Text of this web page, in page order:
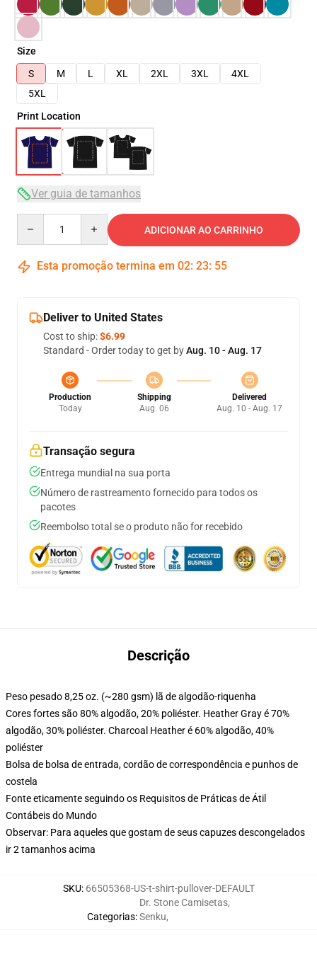
Size
S
M L XL 2XL 3XL
4XL
5XL
Print Location
Ver guia de tamanhos
ADICIONAR AO CARRINHO
Esta promoção termina em 02: 23: 54
Deliver to United States
Cost to ship:$6.99
Standard - Order today to get byAug. 10 - Aug. 17
Production
Today
Shipping
Aug. 06
Delivered
Aug. 10 - Aug. 17
Transação segura
Entrega mundial na sua porta
Número de rastreamento fornecido para todos os
pacotes
Reembolso total se o produto não for recebido
Descrição
Peso pesado 8,25 oz. (~280 gsm) lã de algodão-riquenha
Cores fortes são 80% algodão, 20% poliéster. Heather Gray é 70%
algodão, 30% poliéster. Charcoal Heather é 60% algodão, 40%
poliéster
Bolsa de bolsa de entrada, cordão de correspondência e punhos de
costela
Fonte eticamente seguindo os Requisitos de Práticas de Átil
Contábeis do Mundo
Observar: Para aqueles que gostam de seus capuzes descongelados
ir 2 tamanhos acima
SKU: 66505368-US-t-shirt-pullover-DEFAULT
Categorias:
Dr. Stone Camisetas,
Senku,